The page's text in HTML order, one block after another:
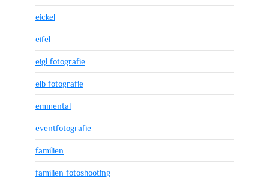
eickel
eifel
eigl fotografie
elb fotografie
emmental
eventfotografie
familien
familien fotoshooting